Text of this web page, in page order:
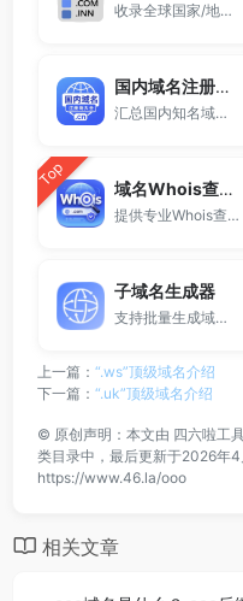
收录全球国家/地区代码顶级域名。
国内域名注册商大全
汇总国内知名域名注册商与服务平台。
Top 域名Whois查询工具
提供专业Whois查询与域名信息查询服务，支持查询域名注册信息、注册商、到期时间及DNS记录，适用于域名检测、SEO分析及站长工具使用。
子域名生成器
支持批量生成域名与泛解析子域名，适用于站群部署、SEO测试与开发环境使用。
上一篇： “.ws”顶级域名介绍
下一篇： “.uk”顶级域名介绍
© 原创声明：本文由 四六啦工
类目录中，最后更新于2026年
https://www.46.la/ooo
相关文章